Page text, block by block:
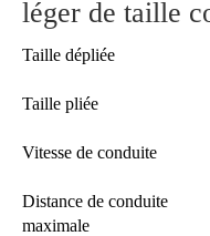
léger de taille
Taille dépliée
Taille pliée
Vitesse de conduite
Distance de conduite
maximale